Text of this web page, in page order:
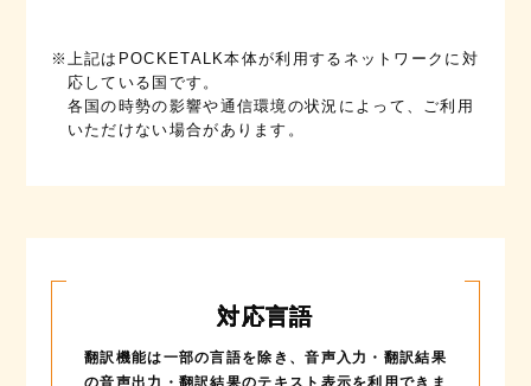
※上記はPOCKETALK本体が利用するネットワークに対
応している国です。
各国の時勢の影響や通信環境の状況によって、ご利用
いただけない場合があります。
対応言語
翻訳機能は一部の言語を除き、音声入力・翻訳結果
の音声出力・ 翻訳結果のテキスト表示を利用できま